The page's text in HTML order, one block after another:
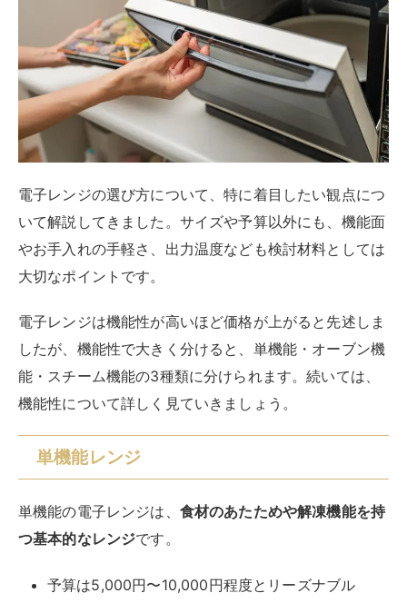
電子レンジの選び方について、特に着目したい観点につ
いて解説してきました。サイズや予算以外にも、機能面
やお手入れの手軽さ、出力温度なども検討材料としては
大切なポイントです。
電子レンジは機能性が高いほど価格が上がると先述しま
したが、機能性で大きく分けると、単機能・オーブン機
能・スチーム機能の3種類に分けられます。続いては、
機能性について詳しく見ていきましょう。
単機能レンジ
単機能の電子レンジは、 食材のあたためや解凍機能を持
つ基本的なレンジです。
予算は5,000円〜10,000円程度とリーズナブル